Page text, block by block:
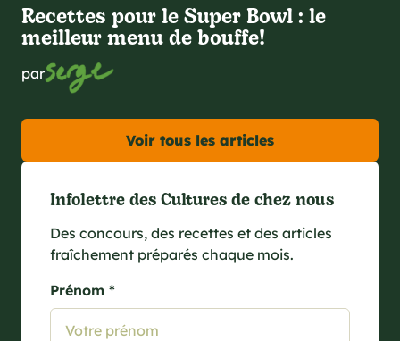
Recettes pour le Super Bowl : le
meilleur menu de bouffe!
par
Voir tous les articles
Infolettre des Cultures de chez nous
Des concours, des recettes et des articles
fraîchement préparés chaque mois.
Prénom *